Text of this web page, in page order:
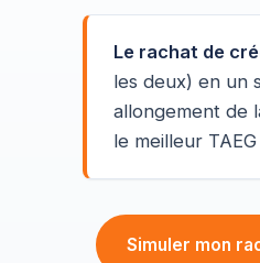
Le rachat de
les deux) en un
allongement de
le meilleur
Simuler mon